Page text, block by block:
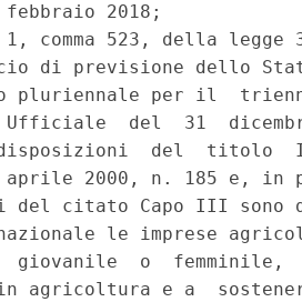
2018;
comma 523, della legge
di previsione dello
pluriennale per il
Ufficiale  del  31
del  titolo
2000, n. 185 e, in
del citato Capo III sono
le imprese
giovanile  o
in agricoltura e a